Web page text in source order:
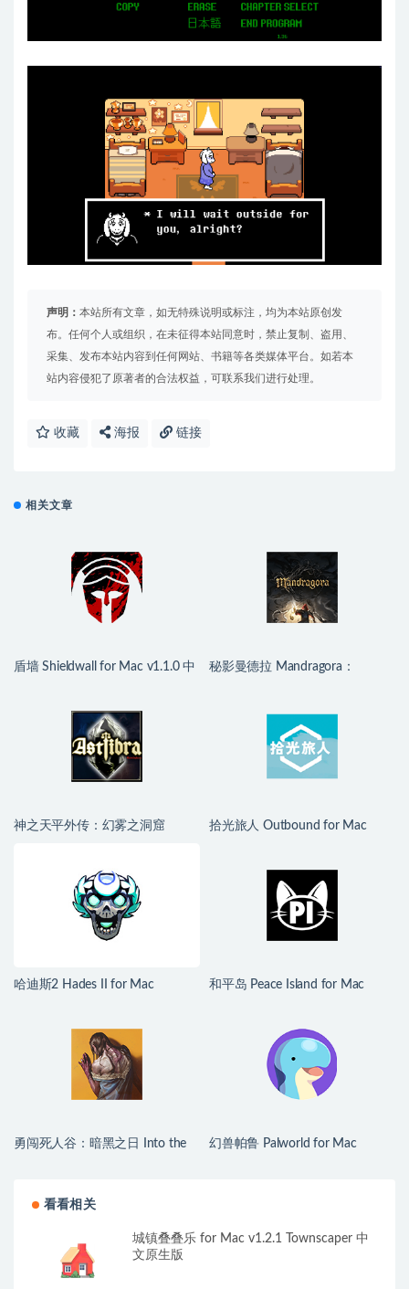
声明： 本站所有文章，如无特殊说明或标注，均为本站原创发
布。任何个人或组织，在未征得本站同意时，禁止复制、盗用、
采集、发布本站内容到任何网站、书籍等各类媒体平台。如若本
站内容侵犯了原著者的合法权益，可联系我们进行处理。
收藏 海报 链接
相关文章
盾墙 Shieldwall for Mac v1.1.0 中
秘影曼德拉 Mandragora：
神之天平外传：幻雾之洞窟
拾光旅人 Outbound for Mac
哈迪斯2 Hades II for Mac
和平岛 Peace Island for Mac
勇闯死人谷：暗黑之日 Into the
幻兽帕鲁 Palworld for Mac
看看相关
城镇叠叠乐 for Mac v1.2.1 Townscaper 中
文原生版